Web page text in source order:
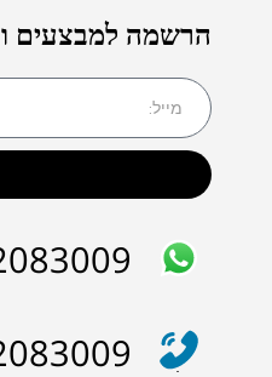
C4 SPORT
קריאטין סופר אפקט 300גרם
הרשמה למבצעים